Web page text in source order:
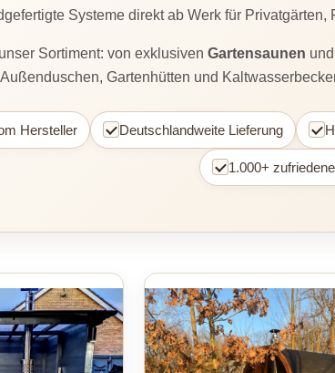
Systeme direkt ab Werk für
Sortiment: von exklusivenGartensaunen
Gartenhütten und
Hersteller Deutschlandweite Lieferung
1.000+